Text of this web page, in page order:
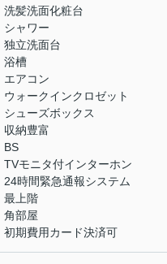
洗髪洗面化粧台
シャワー
独立洗面台
浴槽
エアコン
ウォークインクロゼット
シューズボックス
収納豊富
BS
TVモニタ付インターホン
24時間緊急通報システム
最上階
角部屋
初期費用カード決済可